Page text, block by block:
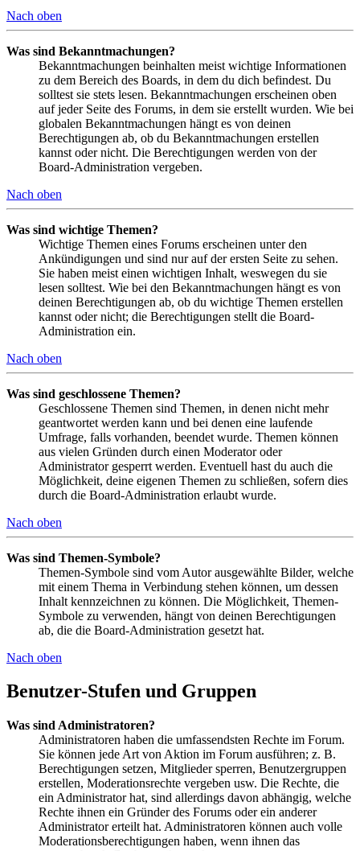
Nach oben
Was sind Bekanntmachungen?
Bekanntmachungen beinhalten meist wichtige Informationen
zu dem Bereich des Boards, in dem du dich befindest. Du
solltest sie stets lesen. Bekanntmachungen erscheinen oben
auf jeder Seite des Forums, in dem sie erstellt wurden. Wie bei
globalen Bekanntmachungen hängt es von deinen
Berechtigungen ab, ob du Bekanntmachungen erstellen
kannst oder nicht. Die Berechtigungen werden von der
Board-Administration vergeben.
Nach oben
Was sind wichtige Themen?
Wichtige Themen eines Forums erscheinen unter den
Ankündigungen und sind nur auf der ersten Seite zu sehen.
Sie haben meist einen wichtigen Inhalt, weswegen du sie
lesen solltest. Wie bei den Bekanntmachungen hängt es von
deinen Berechtigungen ab, ob du wichtige Themen erstellen
kannst oder nicht; die Berechtigungen stellt die Board-
Administration ein.
Nach oben
Was sind geschlossene Themen?
Geschlossene Themen sind Themen, in denen nicht mehr
geantwortet werden kann und bei denen eine laufende
Umfrage, falls vorhanden, beendet wurde. Themen können
aus vielen Gründen durch einen Moderator oder
Administrator gesperrt werden. Eventuell hast du auch die
Möglichkeit, deine eigenen Themen zu schließen, sofern dies
durch die Board-Administration erlaubt wurde.
Nach oben
Was sind Themen-Symbole?
Themen-Symbole sind vom Autor ausgewählte Bilder, welche
mit einem Thema in Verbindung stehen können, um dessen
Inhalt kennzeichnen zu können. Die Möglichkeit, Themen-
Symbole zu verwenden, hängt von deinen Berechtigungen
ab, die die Board-Administration gesetzt hat.
Nach oben
Benutzer-Stufen und Gruppen
Was sind Administratoren?
Administratoren haben die umfassendsten Rechte im Forum.
Sie können jede Art von Aktion im Forum ausführen; z. B.
Berechtigungen setzen, Mitglieder sperren, Benutzergruppen
erstellen, Moderationsrechte vergeben usw. Die Rechte, die
ein Administrator hat, sind allerdings davon abhängig, welche
Rechte ihnen ein Gründer des Forums oder ein anderer
Administrator erteilt hat. Administratoren können auch volle
Moderationsberechtigungen haben, wenn ihnen das